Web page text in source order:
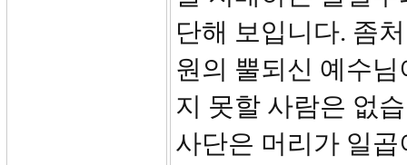
단해 보입니다. 좀
원의 뿔되신 예수
지 못할 사람은 없
사단은 머리가 일